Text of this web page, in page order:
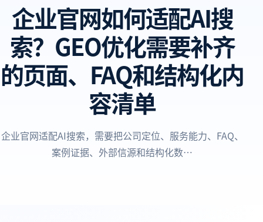
企业官网如何适配AI搜
索？GEO优化需要补齐
的页面、FAQ和结构化内
容清单
企业官网适配AI搜索，需要把公司定位、服务能力、FAQ、
案例证据、外部信源和结构化数…